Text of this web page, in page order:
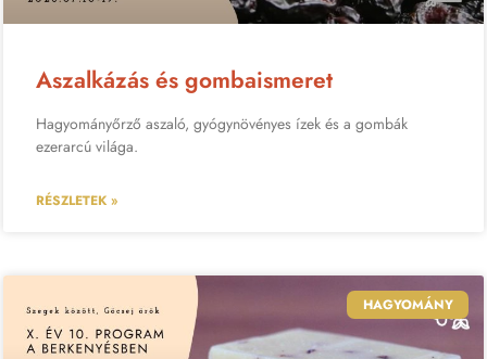
Aszalkázás és gombaismeret
Hagyományőrző aszaló, gyógynövényes ízek és a gombák
ezerarcú világa.
RÉSZLETEK »
HAGYOMÁNY